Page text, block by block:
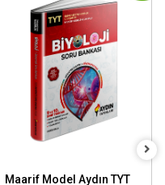
Maarif Model Aydın TYT